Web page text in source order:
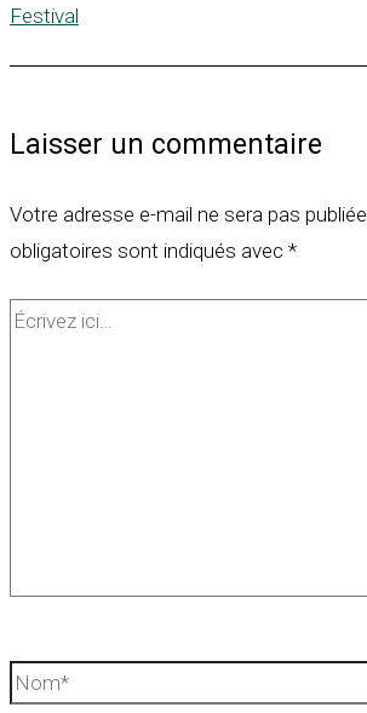
Festival
Laisser un commentaire
Votre adresse e-mail ne sera pas publiée.
obligatoires sont indiqués avec *
Écrivez
Nom*